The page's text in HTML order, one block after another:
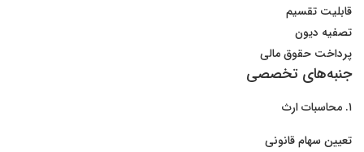
قابلیت تقسیم
تصفیه دیون
پرداخت حقوق مالی
جنبه‌های تخصصی
۱. محاسبات ارث
تعیین سهام قانونی